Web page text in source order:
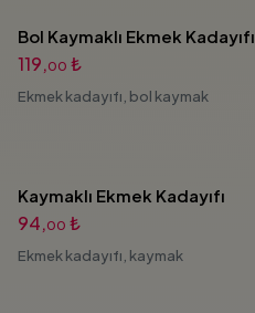
Bol Kaymaklı Ekmek Kadayıfı
119,00 ₺
Ekmek kadayıfı, bol kaymak
Kaymaklı Ekmek Kadayıfı
94,00 ₺
Ekmek kadayıfı, kaymak